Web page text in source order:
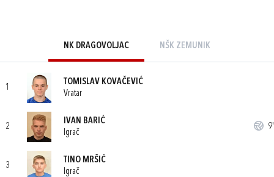
NK DRAGOVOLJAC NŠK ZEMUNIK
1
TOMISLAV KOVAČEVIĆ
Vratar
2
IVAN BARIĆ
Igrač
9'
3
TINO MRŠIĆ
Igrač